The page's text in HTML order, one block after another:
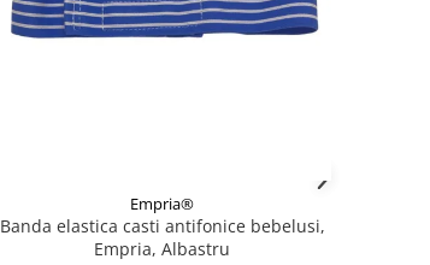
Empria®
Banda elastica casti antifonice bebelusi,
Empria, Albastru